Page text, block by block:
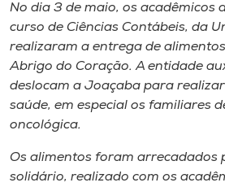
Museu
Unoesc
Store
Selecione
o idioma
No dia 3 de maio, os acadêmicos
curso de Ciências Contábeis, da
realizaram a entrega de
Abrigo do Coração. A entidade
deslocam a Joaçaba para
saúde, em especial os familiares
oncológica.
Os alimentos foram arrecadados
solidário, realizado com os